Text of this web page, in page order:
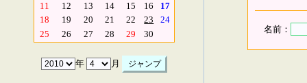
11
12 13 14 15 16
17
18
19 20 21 22 23
24
25
26 27 28 29 30
年 月
名前：